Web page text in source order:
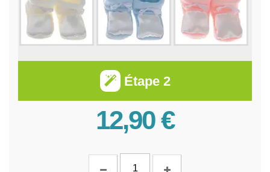
Étape 2
12,90 €